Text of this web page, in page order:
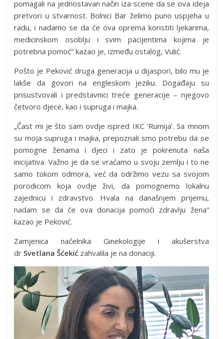
pomagali na jednostavan način iza scene da se ova ideja
pretvori u stvarnost. Bolnici Bar želimo puno uspjeha u
radu, i nadamo se da će ova oprema koristiti ljekarima,
medicinskom osoblju i svim pacijentima kojima je
potrebna pomoć“ kazao je, između ostalog, Vulić.
Pošto je Peković druga generacija u dijaspori, bilo mu je
lakše da govori na engleskom jeziku. Događaju su
prisustvovali i predstavnici treće generacije – njegovo
četvoro djece, kao i supruga i majka.
„Čast mi je što sam ovdje ispred IKC ‘Rumija’. Sa mnom
su moja supruga i majka, prepoznali smo potrebu da se
pomogne ženama i djeci i zato je pokrenuta naša
inicijativa. Važno je da se vraćamo u svoju zemlju i to ne
samo tokom odmora, već da održimo vezu sa svojom
porodicom koja ovdje živi, da pomognemo lokalnu
zajednicu i zdravstvo. Hvala na današnjem prijemu,
nadam se da će ova donacija pomoći zdravlju žena“
kazao je Peković.
Zamjenica načelnika Ginekologije i akušerstva
dr Svetlana Šćekić zahvalila je na donaciji.